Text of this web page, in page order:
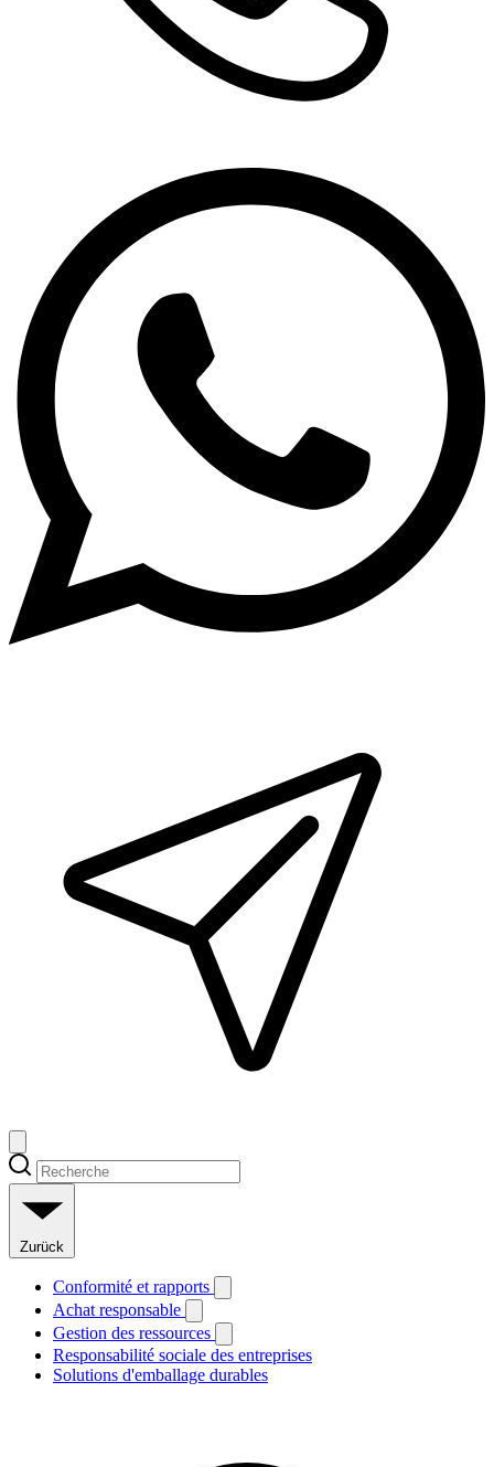
Zurück
Conformité et rapports
Achat responsable
Gestion des ressources
Responsabilité sociale des entreprises
Solutions d'emballage durables